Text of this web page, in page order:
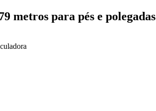
metros para pés e polegadas